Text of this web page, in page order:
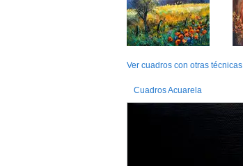
Ver cuadros con otras técnicas
Cuadros Acuarela